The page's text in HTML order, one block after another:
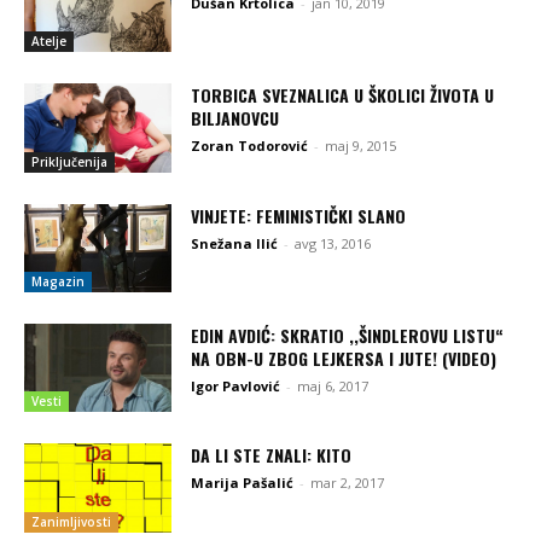
Atelje
Priključenija
TORBICA SVEZNALICA U ŠKOLICI ŽIVOTA U
BILJANOVCU
Zoran Todorović - maj 9, 2015
Magazin
VINJETE: FEMINISTIČKI SLANO
Snežana Ilić - avg 13, 2016
Vesti
EDIN AVDIĆ: SKRATIO ,,ŠINDLEROVU LISTU“
NA OBN-U ZBOG LEJKERSA I JUTE! (VIDEO)
Igor Pavlović - maj 6, 2017
Zanimljivosti
DA LI STE ZNALI: KITO
Marija Pašalić - mar 2, 2017